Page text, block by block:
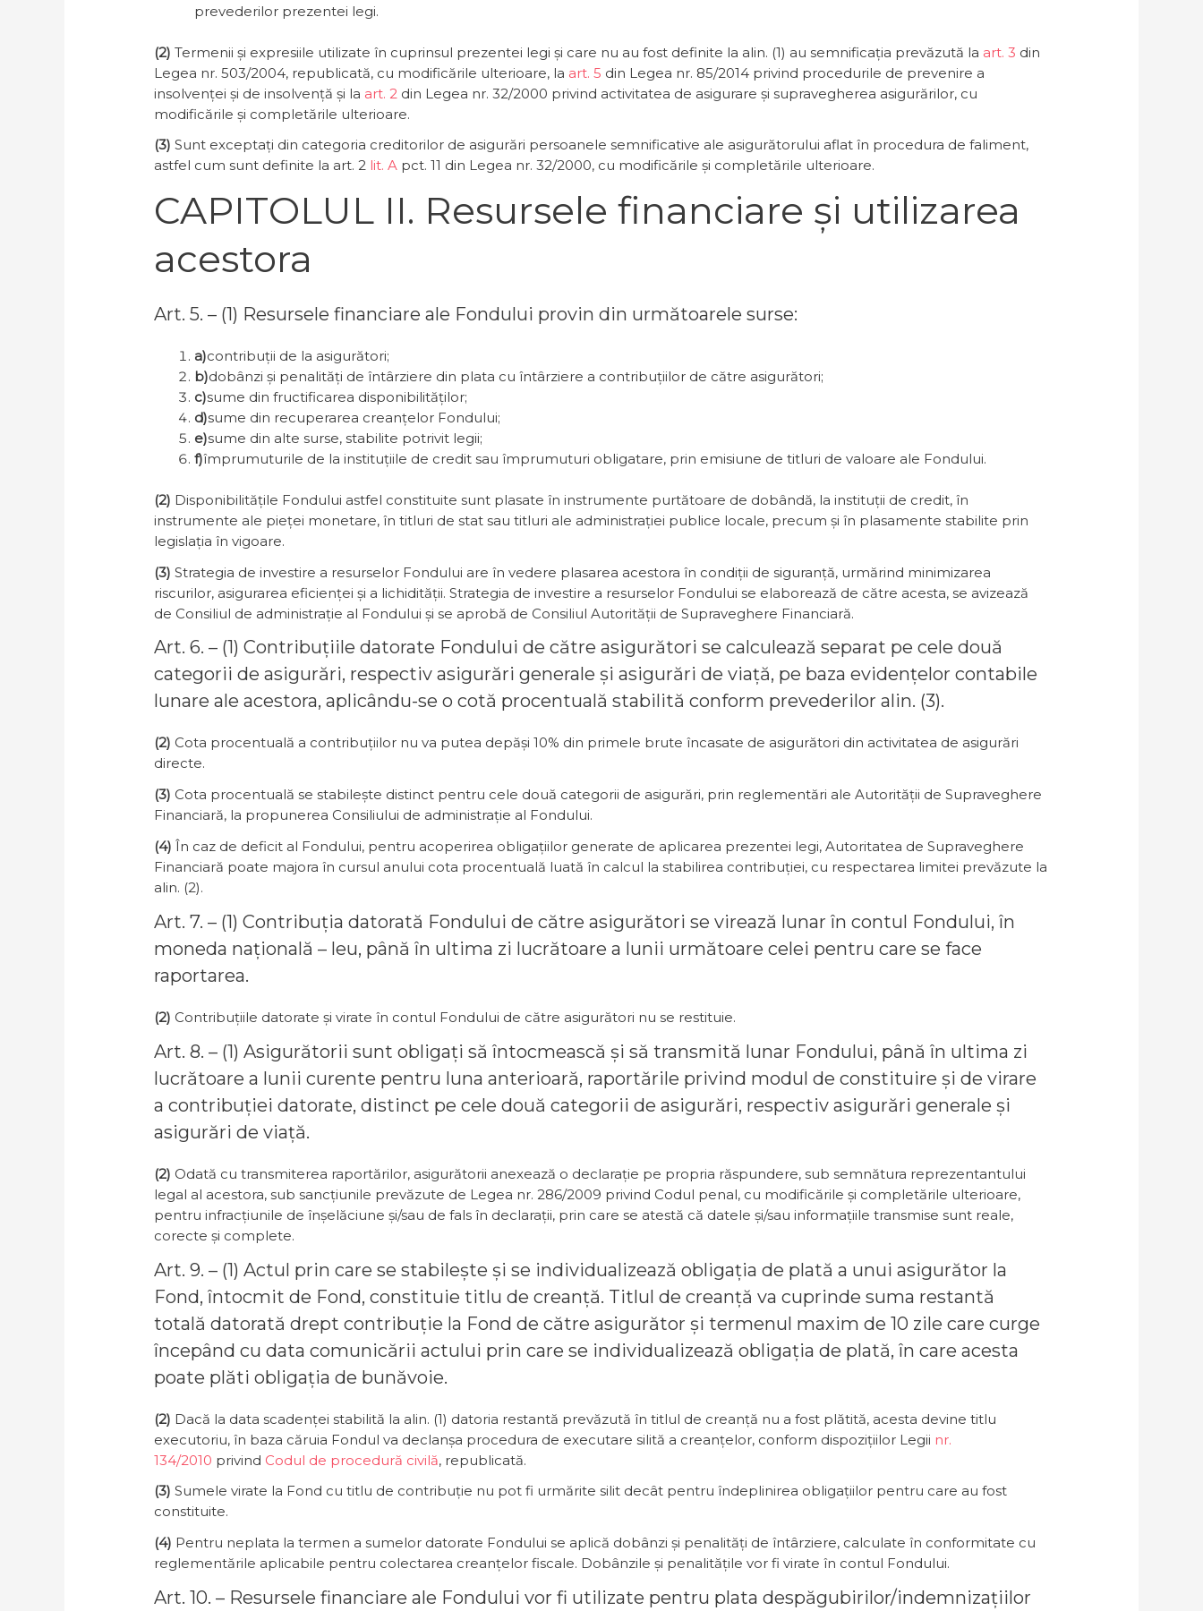
prevederilor prezentei legi.
(2) Termenii și expresiile utilizate în cuprinsul prezentei legi și care nu au fost definite la alin. (1) au semnificația prevăzută la art. 3 din
Legea nr. 503/2004, republicată, cu modificările ulterioare, la art. 5 din Legea nr. 85/2014 privind procedurile de prevenire a
insolvenței și de insolvență și la art. 2 din Legea nr. 32/2000 privind activitatea de asigurare și supravegherea asigurărilor, cu
modificările și completările ulterioare.
(3) Sunt exceptați din categoria creditorilor de asigurări persoanele semnificative ale asigurătorului aflat în procedura de faliment,
astfel cum sunt definite la art. 2 lit. A pct. 11 din Legea nr. 32/2000, cu modificările și completările ulterioare.
CAPITOLUL II. Resursele financiare și utilizarea
acestora
Art. 5. – (1) Resursele financiare ale Fondului provin din următoarele surse:
a)contribuții de la asigurători;
b)dobânzi și penalități de întârziere din plata cu întârziere a contribuțiilor de către asigurători;
c)sume din fructificarea disponibilităților;
d)sume din recuperarea creanțelor Fondului;
e)sume din alte surse, stabilite potrivit legii;
f)împrumuturile de la instituțiile de credit sau împrumuturi obligatare, prin emisiune de titluri de valoare ale Fondului.
(2) Disponibilitățile Fondului astfel constituite sunt plasate în instrumente purtătoare de dobândă, la instituții de credit, în
instrumente ale pieței monetare, în titluri de stat sau titluri ale administrației publice locale, precum și în plasamente stabilite prin
legislația în vigoare.
(3) Strategia de investire a resurselor Fondului are în vedere plasarea acestora în condiții de siguranță, urmărind minimizarea
riscurilor, asigurarea eficienței și a lichidității. Strategia de investire a resurselor Fondului se elaborează de către acesta, se avizează
de Consiliul de administrație al Fondului și se aprobă de Consiliul Autorității de Supraveghere Financiară.
Art. 6. – (1) Contribuțiile datorate Fondului de către asigurători se calculează separat pe cele două
categorii de asigurări, respectiv asigurări generale și asigurări de viață, pe baza evidențelor contabile
lunare ale acestora, aplicându-se o cotă procentuală stabilită conform prevederilor alin. (3).
(2) Cota procentuală a contribuțiilor nu va putea depăși 10% din primele brute încasate de asigurători din activitatea de asigurări
directe.
(3) Cota procentuală se stabilește distinct pentru cele două categorii de asigurări, prin reglementări ale Autorității de Supraveghere
Financiară, la propunerea Consiliului de administrație al Fondului.
(4) În caz de deficit al Fondului, pentru acoperirea obligațiilor generate de aplicarea prezentei legi, Autoritatea de Supraveghere
Financiară poate majora în cursul anului cota procentuală luată în calcul la stabilirea contribuției, cu respectarea limitei prevăzute la
alin. (2).
Art. 7. – (1) Contribuția datorată Fondului de către asigurători se virează lunar în contul Fondului, în
moneda națională – leu, până în ultima zi lucrătoare a lunii următoare celei pentru care se face
raportarea.
(2) Contribuțiile datorate și virate în contul Fondului de către asigurători nu se restituie.
Art. 8. – (1) Asigurătorii sunt obligați să întocmească și să transmită lunar Fondului, până în ultima zi
lucrătoare a lunii curente pentru luna anterioară, raportările privind modul de constituire și de virare
a contribuției datorate, distinct pe cele două categorii de asigurări, respectiv asigurări generale și
asigurări de viață.
(2) Odată cu transmiterea raportărilor, asigurătorii anexează o declarație pe propria răspundere, sub semnătura reprezentantului
legal al acestora, sub sancțiunile prevăzute de Legea nr. 286/2009 privind Codul penal, cu modificările și completările ulterioare,
pentru infracțiunile de înșelăciune și/sau de fals în declarații, prin care se atestă că datele și/sau informațiile transmise sunt reale,
corecte și complete.
Art. 9. – (1) Actul prin care se stabilește și se individualizează obligația de plată a unui asigurător la
Fond, întocmit de Fond, constituie titlu de creanță. Titlul de creanță va cuprinde suma restantă
totală datorată drept contribuție la Fond de către asigurător și termenul maxim de 10 zile care curge
începând cu data comunicării actului prin care se individualizează obligația de plată, în care acesta
poate plăti obligația de bunăvoie.
(2) Dacă la data scadenței stabilită la alin. (1) datoria restantă prevăzută în titlul de creanță nu a fost plătită, acesta devine titlu
executoriu, în baza căruia Fondul va declanșa procedura de executare silită a creanțelor, conform dispozițiilor Legii nr.
134/2010 privind Codul de procedură civilă, republicată.
(3) Sumele virate la Fond cu titlu de contribuție nu pot fi urmărite silit decât pentru îndeplinirea obligațiilor pentru care au fost
constituite.
(4) Pentru neplata la termen a sumelor datorate Fondului se aplică dobânzi și penalități de întârziere, calculate în conformitate cu
reglementările aplicabile pentru colectarea creanțelor fiscale. Dobânzile și penalitățile vor fi virate în contul Fondului.
Art. 10. – Resursele financiare ale Fondului vor fi utilizate pentru plata despăgubirilor/indemnizațiilor